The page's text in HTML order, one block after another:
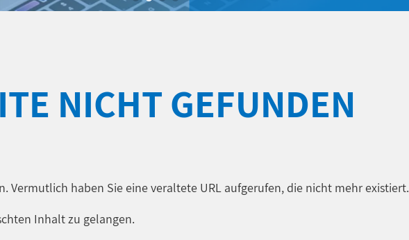
NICHT GEFUNDEN
Vermutlich haben Sie eine veraltete URL aufgerufen, die nicht mehr existiert.
Inhalt zu gelangen.